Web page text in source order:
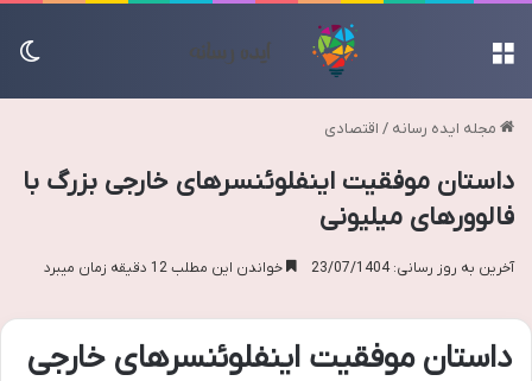
مجله ایده رسانه / اقتصادی
داستان موفقیت اینفلوئنسرهای خارجی بزرگ با
فالوورهای میلیونی
آخرین به روز رسانی: 23/07/1404 خواندن این مطلب 12 دقیقه زمان میبرد
داستان موفقیت اینفلوئنسرهای خارجی